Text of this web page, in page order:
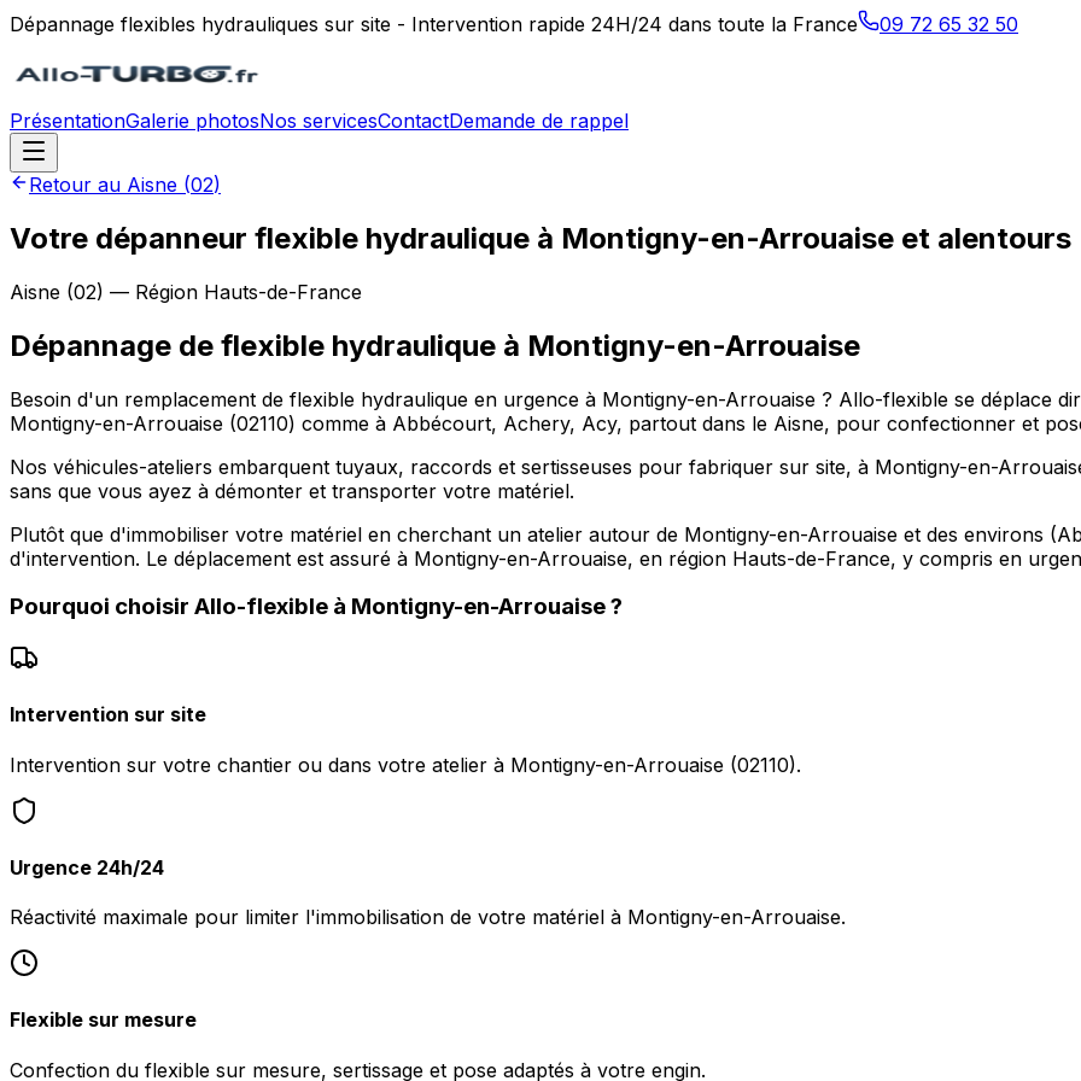
Dépannage flexibles hydrauliques sur site - Intervention rapide 24H/24 dans toute la France 09 72 65 32 50
PrésentationGalerie photosNos servicesContactDemande de rappel
Retour au Aisne (02)
Votre dépanneur flexible hydraulique à Montigny-en-Arrouaise et alentours
Aisne (02) — Région Hauts-de-France
Dépannage de flexible hydraulique à Montigny-en-Arrouaise
Besoin d'un remplacement de flexible hydraulique en urgence à Montigny-en-Arrouaise ? Allo-flexible se déplace
Montigny-en-Arrouaise (02110) comme à Abbécourt, Achery, Acy, partout dans le Aisne, pour confectionner et
Nos véhicules-ateliers embarquent tuyaux, raccords et sertisseuses pour fabriquer sur site, à Montigny-en-
sans que vous ayez à démonter et transporter votre matériel.
Plutôt que d'immobiliser votre matériel en cherchant un atelier autour de Montigny-en-Arrouaise et des environs
d'intervention. Le déplacement est assuré à Montigny-en-Arrouaise, en région Hauts-de-France, y compris en
Pourquoi choisir Allo-flexible à Montigny-en-Arrouaise?
Intervention sur site
Intervention sur votre chantier ou dans votre atelier à Montigny-en-Arrouaise (02110).
Urgence 24h/24
Réactivité maximale pour limiter l'immobilisation de votre matériel à Montigny-en-Arrouaise.
Flexible sur mesure
Confection du flexible sur mesure, sertissage et pose adaptés à votre engin.